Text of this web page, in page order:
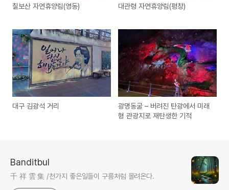
칠보산 자연휴양림(영동) 대관령 자연휴양림(평창)
대구 김광석 거리
광명동굴 – 버려진 탄광에서 미래
형 관광지로 재탄생한 기적
Banditbul
千 祥 雲 集 /천가지 좋은일들이 구름처럼 몰려온다.